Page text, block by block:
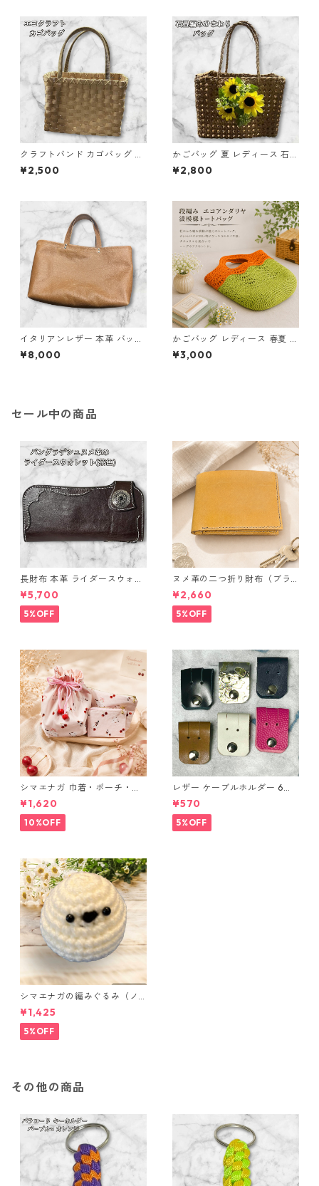
雑貨 和風トート プレゼント ギ
フト
クラフトバンド カゴバッグ e4
かごバッグ ハンドメイド
¥2,500
かごバッグ 夏 レディース 石畳
編み ひまわり付き クラフトバ
ンド e7 ハンドメイド
¥2,800
イタリアンレザー 本革 バッグ
トート 手提げ ブラウン l90 ハ
ンドメイド ギフト
¥8,000
かごバッグ レディース 春夏 エ
コアンダリヤ トートバッグ オ
レンジ グリーン n62 ハンドメ
¥3,000
セール中の商品
長財布 本革 ライダースウォレ
ット 国産 ヌメ革 ブラウン バ
ングラデシュ l175 レザー 革財
布 ハンドメイド 経年変化
¥5,700
5%OFF
ヌメ革の二つ折り財布（ブラ
ウン系）
¥2,660
5%OFF
シマエナガ 巾着・ポーチ・ミ
ニポーチ(カード収納にも) ３
点セット さくらんぼ柄×淡いピ
ンク
¥1,620
10%OFF
レザー ケーブルホルダー 6個
セット
¥570
5%OFF
シマエナガの編みぐるみ（ノ
ーマル）
¥1,425
5%OFF
その他の商品